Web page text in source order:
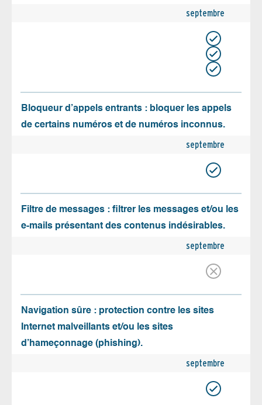
septembre
Bloqueur d’appels entrants : bloquer les appels
de certains numéros et de numéros inconnus.
septembre
Filtre de messages : filtrer les messages et/ou les
e-mails présentant des contenus indésirables.
septembre
Navigation sûre : protection contre les sites
Internet malveillants et/ou les sites
d’hameçonnage (phishing).
septembre